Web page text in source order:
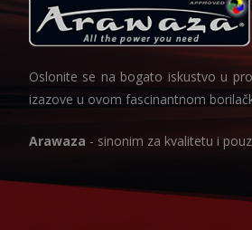
Oslonite se na bogato iskustvo u
izazove u ovom fascinantnom
Arawaza - sinonim za kvalitetu i